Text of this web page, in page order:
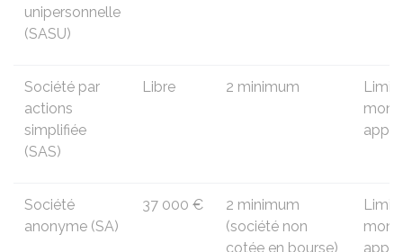
unipersonnelle
(SASU)
Société par
actions
simplifiée
(SAS)
Libre 2 minimum
Société
anonyme (SA)
37 000 €
2 minimum
(société non
cotée en bourse)